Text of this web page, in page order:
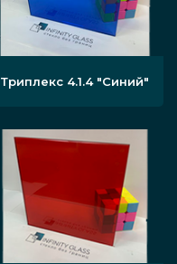
Триплекс 4.1.4 "Синий"